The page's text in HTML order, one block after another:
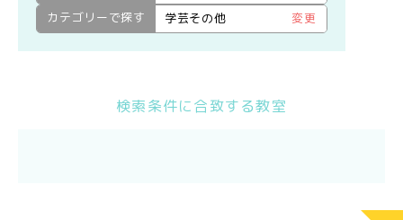
カテゴリーで探す
学芸その他 変更
検索条件に合致する教室